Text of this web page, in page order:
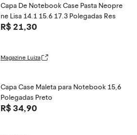
Capa De Notebook Case Pasta Neopre
ne Lisa 14.1 15.6 17.3 Polegadas Res
R$ 21,30
Magazine Luiza
Capa Case Maleta para Notebook 15,6
Polegadas Preto
R$ 34,90